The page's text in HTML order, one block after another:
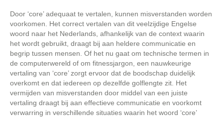
Door ‘core’ adequaat te vertalen, kunnen misverstanden worden
voorkomen. Het correct vertalen van dit veelzijdige Engelse
woord naar het Nederlands, afhankelijk van de context waarin
het wordt gebruikt, draagt bij aan heldere communicatie en
begrip tussen mensen. Of het nu gaat om technische termen in
de computerwereld of om fitnessjargon, een nauwkeurige
vertaling van ‘core’ zorgt ervoor dat de boodschap duidelijk
overkomt en dat iedereen op dezelfde golflengte zit. Het
vermijden van misverstanden door middel van een juiste
vertaling draagt bij aan effectieve communicatie en voorkomt
verwarring in verschillende situaties waarin het woord ‘core’